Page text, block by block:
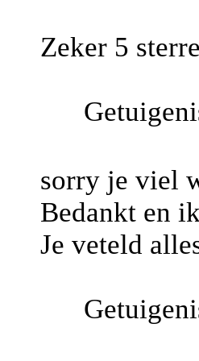
Zeker 5
sorry je viel
Bedankt en
Je veteld